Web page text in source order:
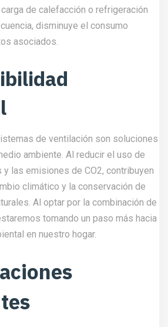
de calefacción o refrigeración
disminuye el consumo
asociados.
de ventilación son soluciones
ambiente. Al reducir el uso de
las emisiones de CO2, contribuyen
climático y la conservación de
Al optar por la combinación de
tomando un paso más hacia
en nuestro hogar.